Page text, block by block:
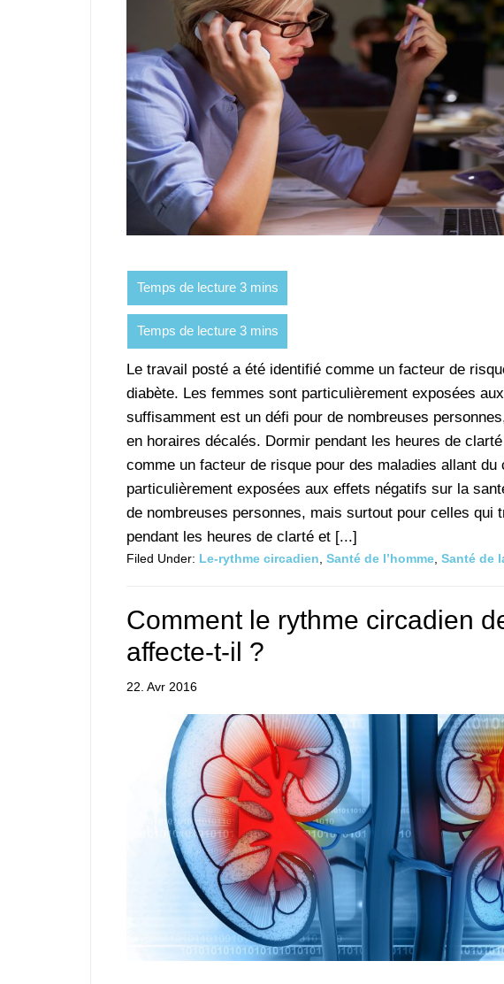
Le travail posté a été identifié comme un facteur de
diabète. Les femmes sont particulièrement exposées
suffisamment est un défi pour de nombreuses
en horaires décalés. Dormir pendant les heures de
comme un facteur de risque pour des maladies allant
particulièrement exposées aux effets négatifs sur la
de nombreuses personnes, mais surtout pour celles qui
pendant les heures de clarté et [...]
Filed Under: Le-rythme circadien Santé de l’homme Santé de
Comment le rythme circadien
affecte-t-il ?
22. Avr 2016